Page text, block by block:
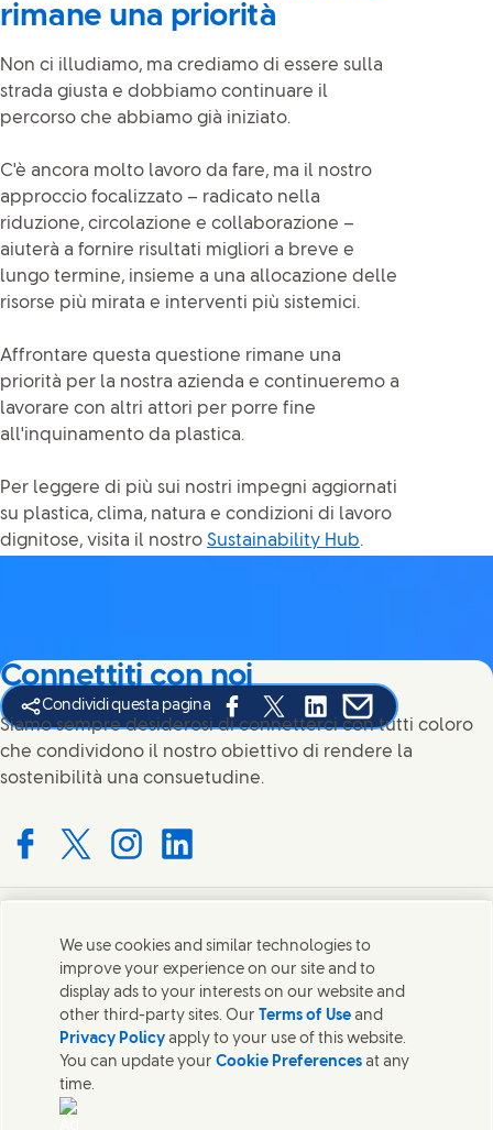
rimane una priorità
Non ci illudiamo, ma crediamo di essere sulla
strada giusta e dobbiamo continuare il
percorso che abbiamo già iniziato.
C'è ancora molto lavoro da fare, ma il nostro
approccio focalizzato – radicato nella
riduzione, circolazione e collaborazione –
aiuterà a fornire risultati migliori a breve e
lungo termine, insieme a una allocazione delle
risorse più mirata e interventi più sistemici.
Affrontare questa questione rimane una
priorità per la nostra azienda e continueremo a
lavorare con altri attori per porre fine
all'inquinamento da plastica.
Per leggere di più sui nostri impegni aggiornati
su plastica, clima, natura e condizioni di lavoro
dignitose, visita il nostro Sustainability Hub.
Condividi questa pagina
Share this page on Facebook
Share this page on X
Share this page on
Share this page
Connettiti con noi
Siamo sempre desiderosi di connetterci con tutti coloro
che condividono il nostro obiettivo di rendere la
sostenibilità una consuetudine.
with us on Facebook
Connect with us on X
Connect with us on Instagram
Connect with us on LinkedIn
Contatti
Mettiti in contatto con Unilever in tutto il mondo.
Contatti
Contatta Unilever Italia
Note legali
We use cookies and similar technologies to
improve your experience on our site and to
display ads to your interests on our website and
other third-party sites. Our Terms of Use and
Privacy Policy apply to your use of this website.
You can update yourCookie Preferences at any
time.